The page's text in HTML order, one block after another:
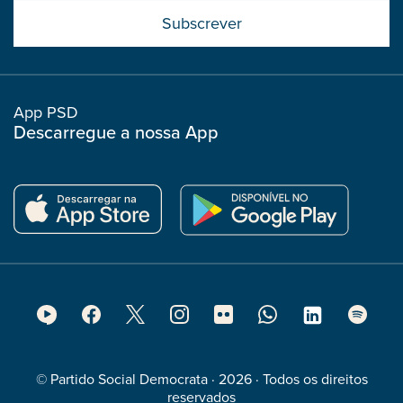
boostrap
col
App PSD
Descarregue a nossa App
© Partido Social Democrata · 2026 · Todos os direitos
reservados
Footer
Media